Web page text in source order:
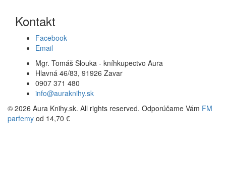
Kontakt
Facebook
Email
Mgr. Tomáš Slouka - kníhkupectvo Aura
Hlavná 46/83, 91926 Zavar
0907 371 480
info@auraknihy.sk
© 2026 Aura Knihy.sk. All rights reserved. Odporúčame Vám FM
parfemy od 14,70 €